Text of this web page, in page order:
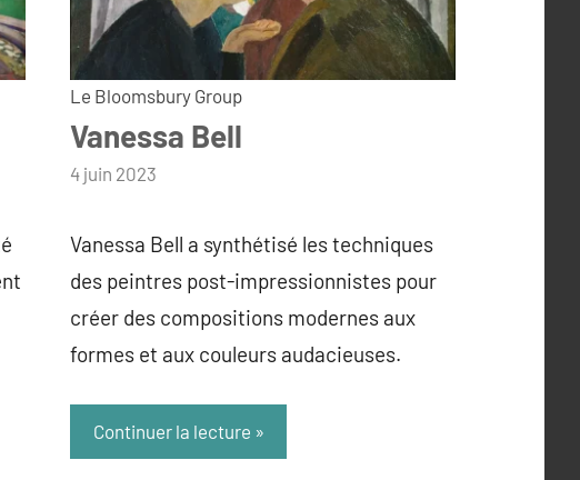
Le Bloomsbury Group
Vanessa Bell
par
4 juin 2023
Vanessa Bell a synthétisé les techniques
des peintres post-impressionnistes pour
créer des compositions modernes aux
formes et aux couleurs audacieuses.
Continuer la lecture